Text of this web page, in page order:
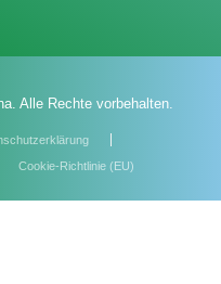
Alle Rechte vorbehalten.
Cookie-Richtlinie (EU)